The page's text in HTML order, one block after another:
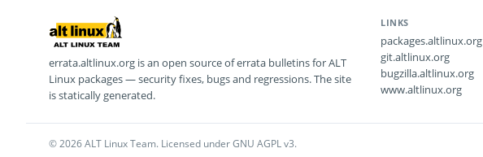
errata.altlinux.org is an open source of errata bulletins for ALT
Linux packages — security fixes, bugs and regressions. The site
is statically generated.
LINKS
packages.altlinux.org
git.altlinux.org
bugzilla.altlinux.org
www.altlinux.org
© 2026 ALT Linux Team. Licensed under GNU AGPL v3.